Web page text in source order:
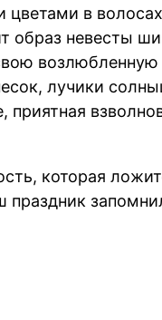
в
образ невесты
лучики
которая